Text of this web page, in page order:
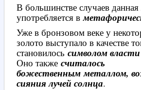
В большинстве случаев данная
употребляется в
Уже в бронзовом веке у
золото выступало в качестве
становилось символом
Оно также считалось
божественным металлом,
сияния лучей солнца.